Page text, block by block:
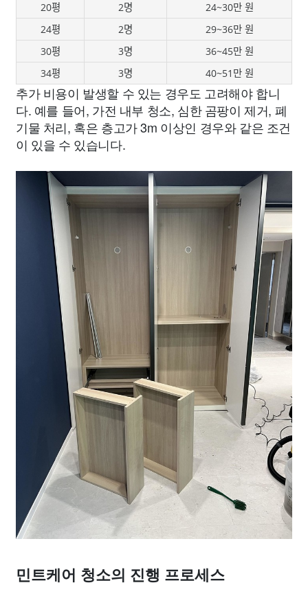
20평
2명
24~30만 원
24평
2명
29~36만 원
30평
3명
36~45만 원
34평
3명 40~51만 원
추가 비용이 발생할 수 있는 경우도 고려해야 합니
다. 예를 들어, 가전 내부 청소, 심한 곰팡이 제거, 폐
기물 처리, 혹은 층고가 3m 이상인 경우와 같은 조건
이 있을 수 있습니다.
민트케어 청소의 진행 프로세스